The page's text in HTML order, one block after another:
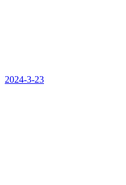
2024-3-23